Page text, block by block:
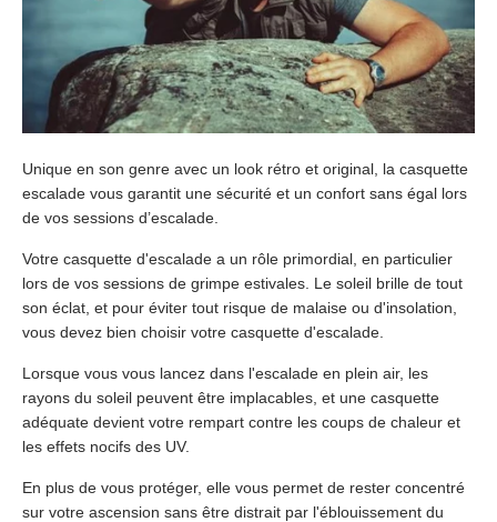
Unique en son genre avec un look rétro et original, la casquette
escalade vous garantit une sécurité et un confort sans égal lors
de vos sessions d’escalade.
Votre casquette d'escalade a un rôle primordial, en particulier
lors de vos sessions de grimpe estivales. Le soleil brille de tout
son éclat, et pour éviter tout risque de malaise ou d'insolation,
vous devez bien choisir votre casquette d'escalade.
Lorsque vous vous lancez dans l'escalade en plein air, les
rayons du soleil peuvent être implacables, et une casquette
adéquate devient votre rempart contre les coups de chaleur et
les effets nocifs des UV.
En plus de vous protéger, elle vous permet de rester concentré
sur votre ascension sans être distrait par l'éblouissement du